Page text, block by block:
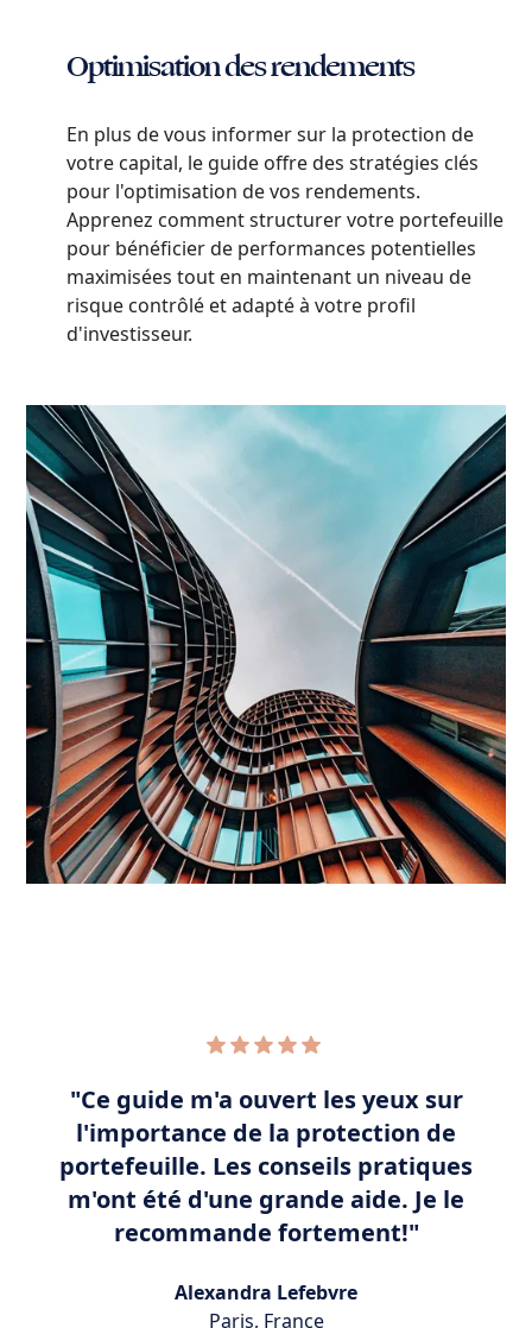
Optimisation des rendements
En plus de vous informer sur la protection de
votre capital, le guide offre des stratégies clés
pour l'optimisation de vos rendements.
Apprenez comment structurer votre portefeuille
pour bénéficier de performances potentielles
maximisées tout en maintenant un niveau de
risque contrôlé et adapté à votre profil
d'investisseur.
"Ce guide m'a ouvert les yeux sur
l'importance de la protection de
portefeuille. Les conseils pratiques
m'ont été d'une grande aide. Je le
recommande fortement!"
Alexandra Lefebvre
Paris, France